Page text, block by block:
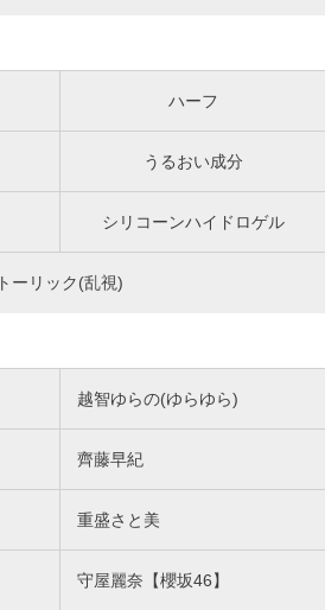
ハーフ
うるおい成分
シリコーンハイドロゲル
トーリック(乱視)
越智ゆらの(ゆらゆら)
齊藤早紀
重盛さと美
守屋麗奈【櫻坂46】